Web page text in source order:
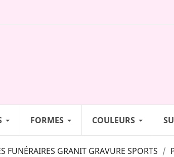
FORMES COULEURS
FUNÉRAIRES GRANIT GRAVURE SPORTS